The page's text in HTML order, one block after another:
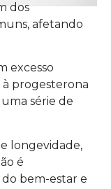
dos
afetando
excesso
progesterona
série de
longevidade,
é
bem-estar e